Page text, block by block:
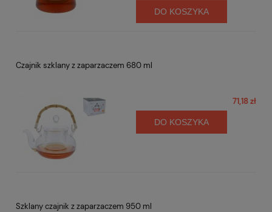
DO KOSZYKA
Czajnik szklany z zaparzaczem 680 ml
71,18 zł
DO KOSZYKA
Szklany czajnik z zaparzaczem 950 ml